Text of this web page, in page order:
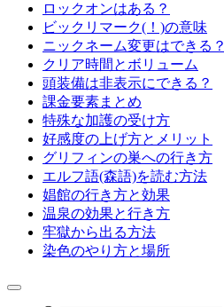
ロックオンはある？
ビックリマーク(！)の意味
ニックネーム変更はできる？
クリア時間とボリューム
頭装備は非表示にできる？
課金要素まとめ
特殊な加護の受け方
好感度の上げ方とメリット
グリフィンの巣への行き方
エルフ語(森語)を読む方法
娼館の行き方と効果
温泉の効果と行き方
牢獄から出る方法
染色のやり方と場所